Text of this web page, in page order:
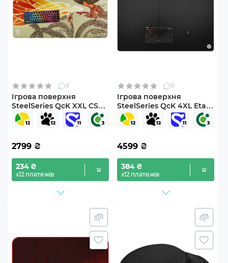
0
Ігрова поверхня
SteelSeries QcK XXL CS2
Edition Dragon Lore
(63448)
2799 ₴
234 ₴
х12 платежів
0
Ігрова поверхня
SteelSeries QcK 4XL Etail
Black (63851)
4599 ₴
384 ₴
х12 платежів